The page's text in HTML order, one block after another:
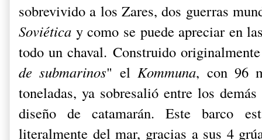
sobrevivido a los Zares, dos guerras
Soviética y como se puede apreciar en
todo un chaval. Construido
de submarinos" elKommuna, con 96
toneladas, ya sobresalió entre los
diseño decatamarán. Este barco
literalmente del mar, gracias a sus 4